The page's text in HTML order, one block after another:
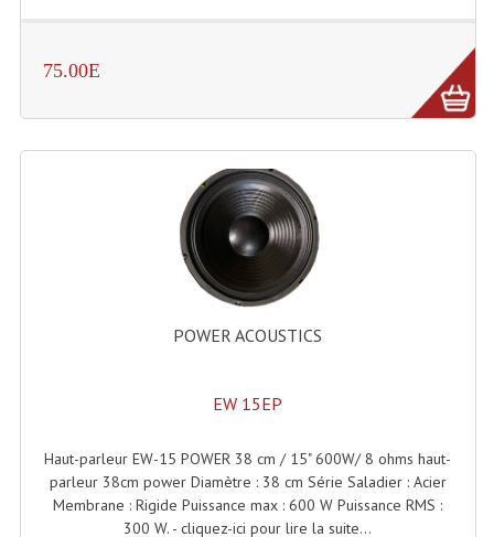
Pendrillon Et Ossature
Pieds De Levage
Ponts - Portiques
Praticable Et Accessoires
Structures
Structures Carrées
75.00E
POWER ACOUSTICS
EW 15EP
Haut-parleur EW-15 POWER 38 cm / 15" 600W/ 8 ohms haut-
parleur 38cm power Diamètre : 38 cm Série Saladier : Acier
Membrane : Rigide Puissance max : 600 W Puissance RMS :
300 W. - cliquez-ici pour lire la suite...